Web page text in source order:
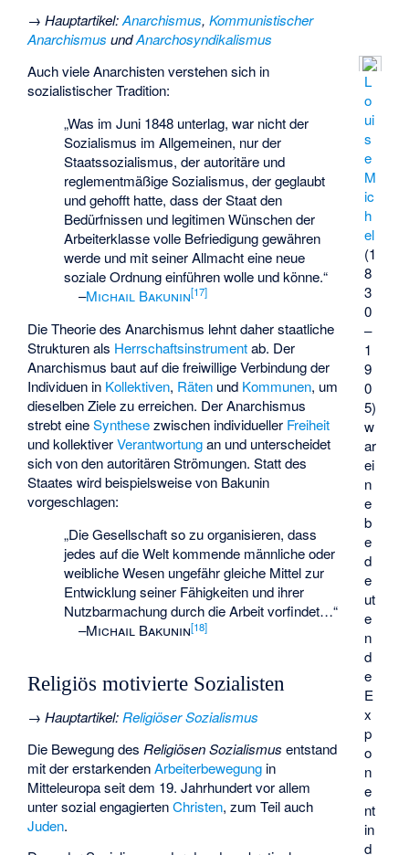
→Hauptartikel:Anarchismus,Kommunistischer
Anarchismus undAnarchosyndikalismus
L
o
ui
s
e
M
ic
h
el
(1
8
3
0
–
1
9
0
5)
w
ar
ei
n
e
b
e
d
e
ut
e
n
d
e
E
x
p
o
n
e
nt
in
d
Auch viele Anarchisten verstehen sich in
sozialistischer Tradition:
„Was im Juni 1848 unterlag, war nicht der
Sozialismus im Allgemeinen, nur der
Staatssozialismus, der autoritäre und
reglementmäßige Sozialismus, der geglaubt
und gehofft hatte, dass der Staat den
Bedürfnissen und legitimen Wünschen der
Arbeiterklasse volle Befriedigung gewähren
werde und mit seiner Allmacht eine neue
soziale Ordnung einführen wolle und könne.“
–Michail Bakunin[17]
Die Theorie des Anarchismus lehnt daher staatliche
Strukturen als Herrschaftsinstrumentab. Der
Anarchismus baut auf die freiwillige Verbindung der
Individuen in Kollektiven, Räten und Kommunen, um
dieselben Ziele zu erreichen. Der Anarchismus
strebt eineSynthesezwischen individueller Freiheit
und kollektiverVerantwortungan und unterscheidet
sich von den autoritären Strömungen. Statt des
Staates wird beispielsweise von Bakunin
vorgeschlagen:
„Die Gesellschaft so zu organisieren, dass
jedes auf die Welt kommende männliche oder
weibliche Wesen ungefähr gleiche Mittel zur
Entwicklung seiner Fähigkeiten und ihrer
Nutzbarmachung durch die Arbeit vorfindet…“
–Michail Bakunin[18]
Religiös motivierte Sozialisten
→Hauptartikel: Religiöser Sozialismus
Die Bewegung des Religiösen Sozialismus entstand
mit der erstarkendenArbeiterbewegung in
Mitteleuropa seit dem 19. Jahrhundert vor allem
unter sozial engagiertenChristen, zum Teil auch
Juden.